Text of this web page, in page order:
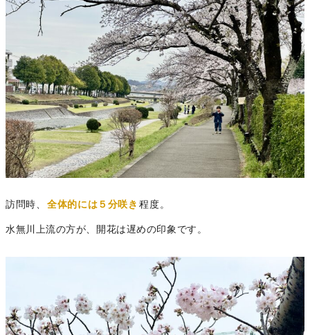
訪問時、 全体的には５分咲き 程度。
水無川上流の方が、開花は遅めの印象です。